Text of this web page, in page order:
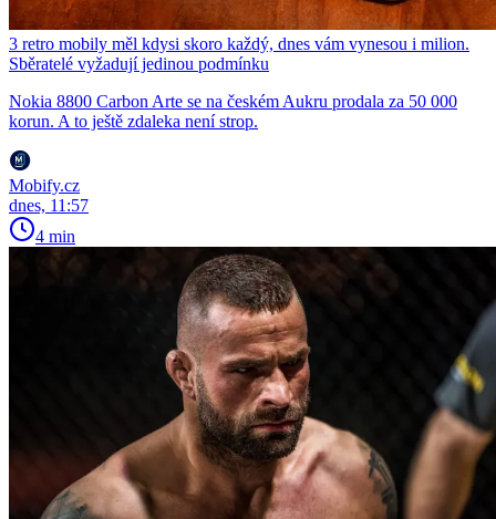
3 retro mobily měl kdysi skoro každý, dnes vám vynesou i milion.
Sběratelé vyžadují jedinou podmínku
Nokia 8800 Carbon Arte se na českém Aukru prodala za 50 000
korun. A to ještě zdaleka není strop.
Mobify.cz
dnes, 11:57
4 min